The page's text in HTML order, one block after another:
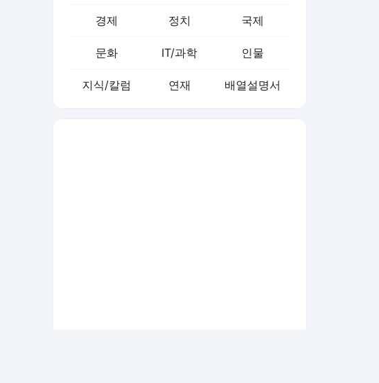
경제 정치 국제
문화 IT/과학 인물
지식/칼럼 연재 배열설명서